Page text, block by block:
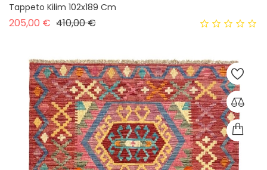
Tappeto Kilim 102x189 Cm
205,00 € Prezzo base
410,00 €Prezzo